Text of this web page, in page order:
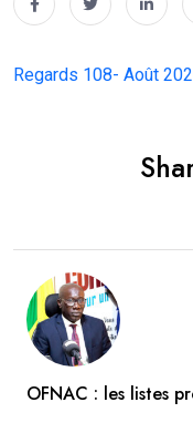
Regards 108- Août
OFNAC : les listes